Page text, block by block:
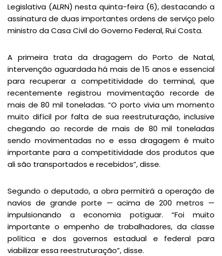
Legislativa (ALRN) nesta quinta-feira (6), destacando a
assinatura de duas importantes ordens de serviço pelo
ministro da Casa Civil do Governo Federal, Rui Costa.
A primeira trata da dragagem do Porto de Natal,
intervenção aguardada há mais de 15 anos e essencial
para recuperar a competitividade do terminal, que
recentemente registrou movimentação recorde de
mais de 80 mil toneladas. “O porto vivia um momento
muito difícil por falta de sua reestruturação, inclusive
chegando ao recorde de mais de 80 mil toneladas
sendo movimentadas no e essa dragagem é muito
importante para a competitividade dos produtos que
ali são transportados e recebidos”, disse.
Segundo o deputado, a obra permitirá a operação de
navios de grande porte — acima de 200 metros —
impulsionando a economia potiguar. “Foi muito
importante o empenho de trabalhadores, da classe
política e dos governos estadual e federal para
viabilizar essa reestruturação”, disse.